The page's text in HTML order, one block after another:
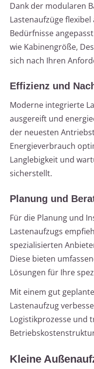
Dank der modularen
Lastenaufzüge
Bedürfnisse
wie Kabinengröße,
sich nach Ihren
Effizienz und
Moderne integrierte
ausgereift und
der neuesten
Energieverbrauch
Langlebigkeit und
sicherstellt.
Planung und
Für die Planung und
Lastenaufzugs
spezialisierten
Diese bieten
Lösungen für Ihre
Mit einem gut
Lastenaufzug
Logistikprozesse und
Kleine